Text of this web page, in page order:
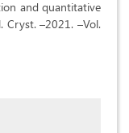
and quantitative
Cryst. –2021. –Vol.